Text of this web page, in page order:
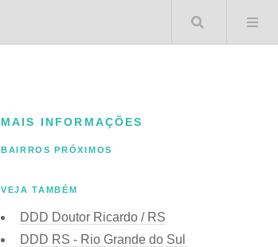
Buscar
MAIS INFORMAÇÕES
BAIRROS PRÓXIMOS
VEJA TAMBÉM
DDD Doutor Ricardo / RS
DDD RS - Rio Grande do Sul